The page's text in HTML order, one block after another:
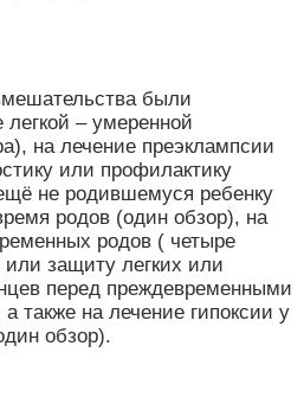
были
– умеренной
на лечение преэклампсии
или профилактику
не родившемуся ребенку
родов (один обзор), на
родов ( четыре
или защиту легких или
перед преждевременными
также на лечение гипоксии у
обзор).